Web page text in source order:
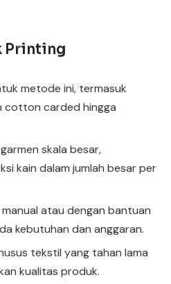
Printing
metode ini, termasuk
cotton carded hingga
skala besar,
kain dalam jumlah besar per
atau dengan bantuan
kebutuhan dan anggaran.
tekstil yang tahan lama
kualitas produk.